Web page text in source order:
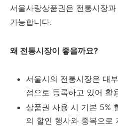
서울사랑상품권은 전통시장
가능합니다.
왜 전통시장이 좋을까요?
서울시의 전통시장은 대
점으로 등록하고 있어 활
상품권 사용 시 기본 5%
의 할인 행사와 중복으로